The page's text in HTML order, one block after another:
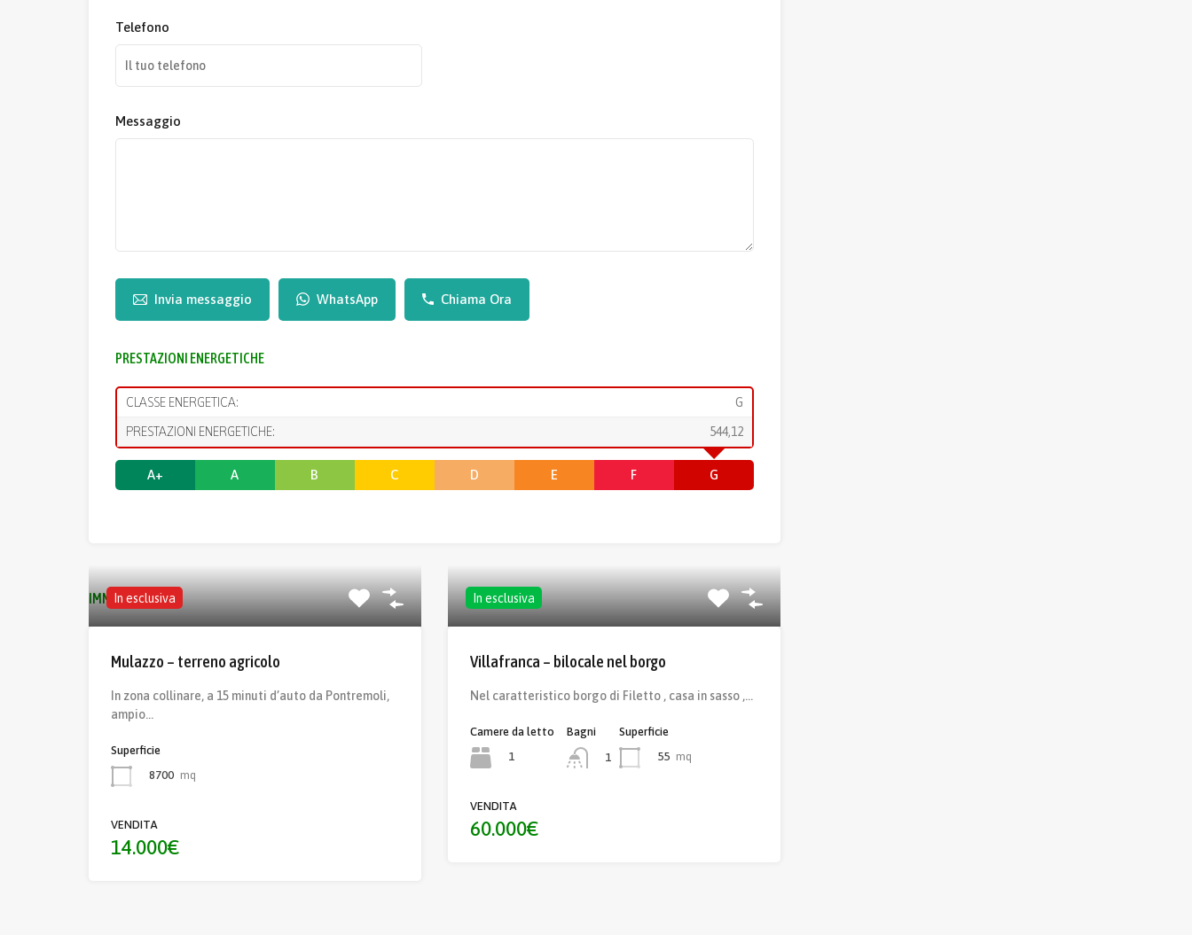
Telefono
Messaggio
Invia messaggio WhatsApp Chiama Ora
PRESTAZIONI ENERGETICHE
CLASSE ENERGETICA: G
PRESTAZIONI ENERGETICHE: 544,12
A+ A B C D E F G
IMMOBILI SIMILI
In esclusiva
Mulazzo – terreno agricolo
In zona collinare, a 15 minuti d’auto da Pontremoli,
ampio…
Superficie
8700 mq
VENDITA
14.000€
In esclusiva
Villafranca – bilocale nel borgo
Nel caratteristico borgo di Filetto , casa in sasso ,…
Camere da letto
1
Bagni
1
Superficie
55 mq
VENDITA
60.000€